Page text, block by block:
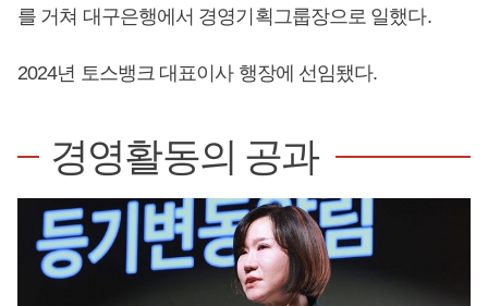
를 거쳐 대구은행에서 경영기획그룹장으로 일했다.
2024년 토스뱅크 대표이사 행장에 선임됐다.
경영활동의 공과